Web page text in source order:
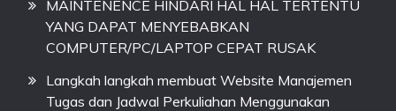
MAINTENENCE HINDARI HAL HAL TERTENTU
YANG DAPAT MENYEBABKAN
COMPUTER/PC/LAPTOP CEPAT RUSAK
Langkah langkah membuat Website Manajemen
Tugas dan Jadwal Perkuliahan Menggunakan